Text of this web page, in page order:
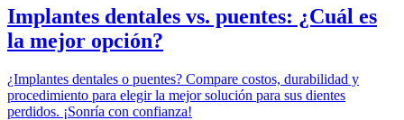
Implantes dentales vs. puentes: ¿Cuál es
la mejor opción?
¿Implantes dentales o puentes? Compare costos, durabilidad y
procedimiento para elegir la mejor solución para sus dientes
perdidos. ¡Sonría con confianza!